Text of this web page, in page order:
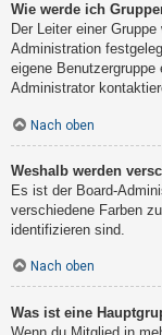
Wie werde ich
Der Leiter einer
Administration
eigene
Administrator
Nach oben
Weshalb werden
Es ist der Board-
verschiedene Farben
identifizieren sind.
Nach oben
Was ist eine